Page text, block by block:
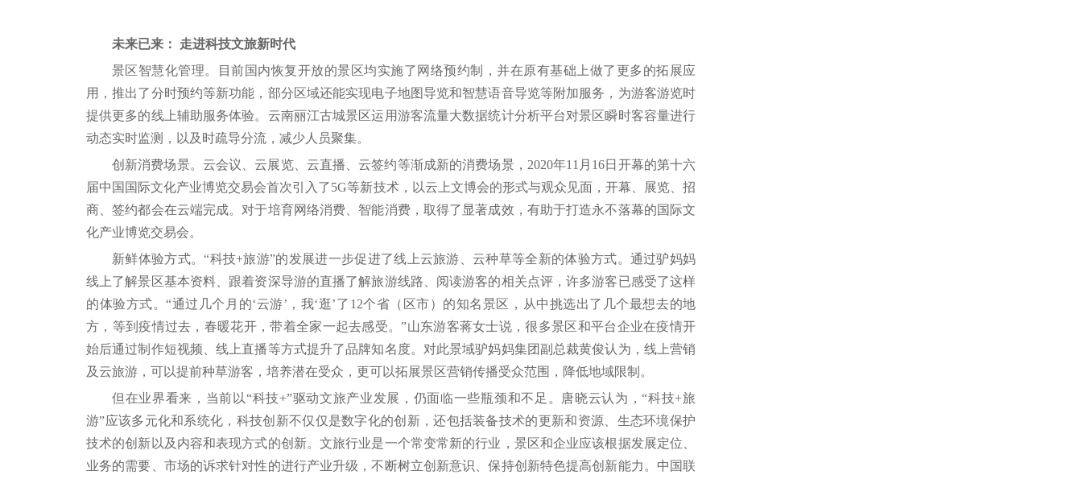
未来已来： 走进科技文旅新时代
景区智慧化管理。目前国内恢复开放的景区均实施了网络预约制，并在原有基础上做了更多的拓展应
用，推出了分时预约等新功能，部分区域还能实现电子地图导览和智慧语音导览等附加服务，为游客游览时
提供更多的线上辅助服务体验。云南丽江古城景区运用游客流量大数据统计分析平台对景区瞬时客容量进行
动态实时监测，以及时疏导分流，减少人员聚集。
创新消费场景。云会议、云展览、云直播、云签约等渐成新的消费场景，2020年11月16日开幕的第十六
届中国国际文化产业博览交易会首次引入了5G等新技术，以云上文博会的形式与观众见面，开幕、展览、招
商、签约都会在云端完成。对于培育网络消费、智能消费，取得了显著成效，有助于打造永不落幕的国际文
化产业博览交易会。
新鲜体验方式。“科技+旅游”的发展进一步促进了线上云旅游、云种草等全新的体验方式。通过驴妈妈
线上了解景区基本资料、跟着资深导游的直播了解旅游线路、阅读游客的相关点评，许多游客已感受了这样
的体验方式。“通过几个月的‘云游’，我‘逛’了12个省（区市）的知名景区，从中挑选出了几个最想去的地
方，等到疫情过去，春暖花开，带着全家一起去感受。”山东游客蒋女士说，很多景区和平台企业在疫情开
始后通过制作短视频、线上直播等方式提升了品牌知名度。对此景域驴妈妈集团副总裁黄俊认为，线上营销
及云旅游，可以提前种草游客，培养潜在受众，更可以拓展景区营销传播受众范围，降低地域限制。
但在业界看来，当前以“科技+”驱动文旅产业发展，仍面临一些瓶颈和不足。唐晓云认为，“科技+旅
游”应该多元化和系统化，科技创新不仅仅是数字化的创新，还包括装备技术的更新和资源、生态环境保护
技术的创新以及内容和表现方式的创新。文旅行业是一个常变常新的行业，景区和企业应该根据发展定位、
业务的需要、市场的诉求针对性的进行产业升级，不断树立创新意识、保持创新特色提高创新能力。中国联